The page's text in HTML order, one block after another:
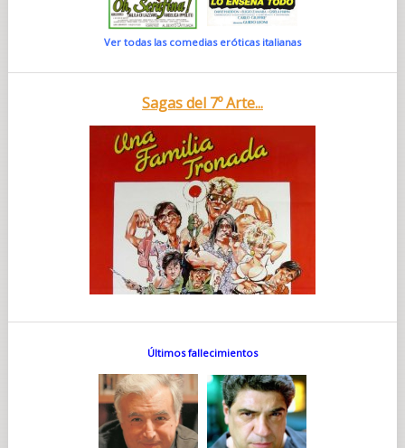
Ver todas las comedias eróticas italianas
Sagas del 7º Arte...
Últimos fallecimientos